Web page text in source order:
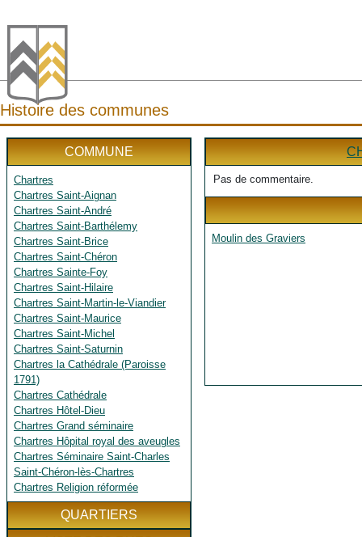
Histoire des communes
COMMUNE
Chartres
Chartres Saint-Aignan
Chartres Saint-André
Chartres Saint-Barthélemy
Chartres Saint-Brice
Chartres Saint-Chéron
Chartres Sainte-Foy
Chartres Saint-Hilaire
Chartres Saint-Martin-le-Viandier
Chartres Saint-Maurice
Chartres Saint-Michel
Chartres Saint-Saturnin
Chartres la Cathédrale (Paroisse
1791)
Chartres Cathédrale
Chartres Hôtel-Dieu
Chartres Grand séminaire
Chartres Hôpital royal des aveugles
Chartres Séminaire Saint-Charles
Saint-Chéron-lès-Chartres
Chartres Religion réformée
QUARTIERS
Pas de commentaire.
Moulin des Graviers